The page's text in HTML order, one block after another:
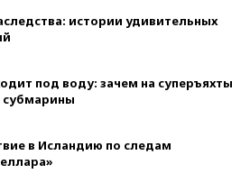
истории удивительных
под воду: зачем на суперъяхты
субмарины
в Исландию по следам